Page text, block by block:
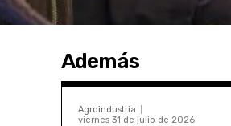
Además
Agroindustria
viernes 31 de julio de 2026